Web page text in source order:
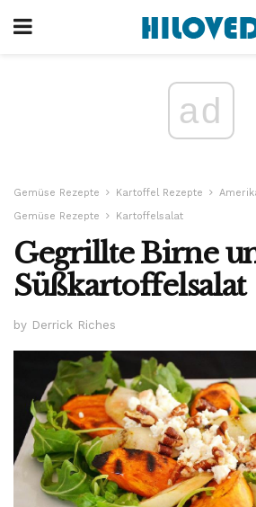
ad
Gemüse Rezepte Kartoffel Rezepte
Gemüse Rezepte
Kartoffelsalat
Gegrillte Birne
Süßkartoffelsalat
by Derrick Riches